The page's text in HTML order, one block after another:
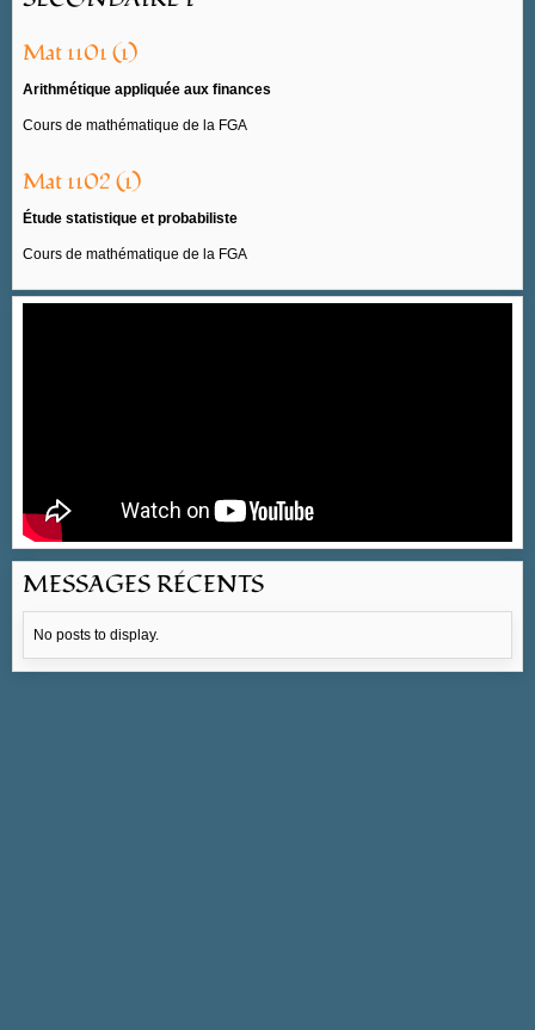
Mat 1101 (1)
Arithmétique appliquée aux finances
Cours de mathématique de la FGA
Mat 1102 (1)
Étude statistique et probabiliste
Cours de mathématique de la FGA
MESSAGES RÉCENTS
No posts to display.